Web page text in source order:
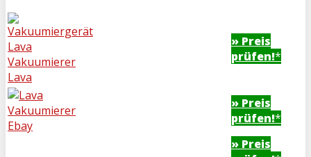
» Preis
prüfen!*
» Preis
prüfen!*
» Preis